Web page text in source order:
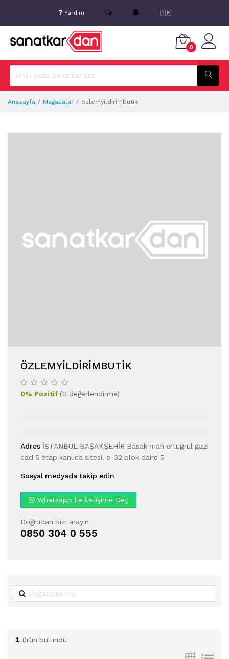
Yardım 🇹🇷
0
Anasayfa Mağazalar özlemyildirimbutik
ÖZLEMYILDIRIMBUTIK
0% Pozitif(0 değerlendirme)
Adres İSTANBUL BAŞAKŞEHİR Basak mah ertugrul gazi
cad 5 etap kanlıca sitesi. e-32 blok daire 5
Sosyal medyada takip edin
Whatsapp İle İletişime Geç
Doğrudan bizi arayın
0850 304 0 555
1 ürün bulundu